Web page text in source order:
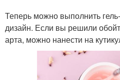
Теперь можно выполнить
дизайн. Если вы решили
арта, можно нанести на